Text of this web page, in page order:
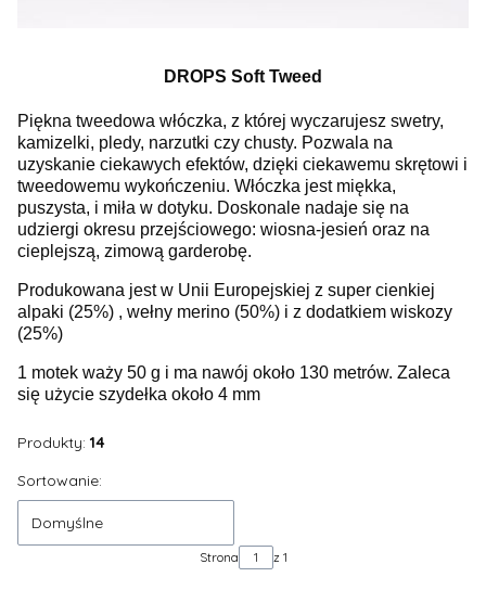
DROPS Soft Tweed
Piękna tweedowa włóczka, z której wyczarujesz swetry,
kamizelki, pledy, narzutki czy chusty. Pozwala na
uzyskanie ciekawych efektów, dzięki ciekawemu skrętowi i
tweedowemu wykończeniu. Włóczka jest miękka,
puszysta, i miła w dotyku. Doskonale nadaje się na
udziergi okresu przejściowego: wiosna-jesień oraz na
cieplejszą, zimową garderobę.
Produkowana jest w Unii Europejskiej z super cienkiej
alpaki (25%) , wełny merino (50%) i z dodatkiem wiskozy
(25%)
1 motek waży 50 g i ma nawój około 130 metrów. Zaleca
się użycie szydełka około 4 mm
Produkty: 14
Lista produktów
Sortowanie:
Domyślne
Strona z 1